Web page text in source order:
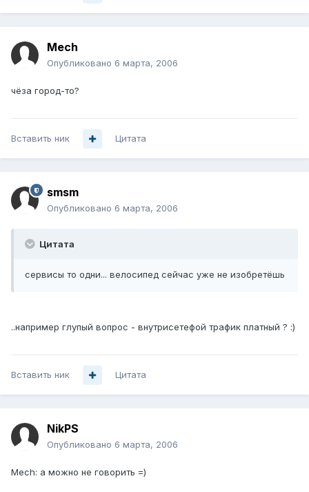
Mech
Опубликовано 6 марта, 2006
чёза город-то?
Вставить ник Цитата
smsm
Опубликовано 6 марта, 2006
Цитата
сервисы то одни... велосипед сейчас уже не изобретёшь
..например глупый вопрос - внутрисетефой трафик платный ? :)
Вставить ник Цитата
NikPS
Опубликовано 6 марта, 2006
Mech: а можно не говорить =)